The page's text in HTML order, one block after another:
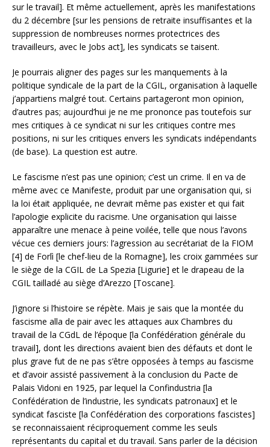
sur le travail]. Et même actuellement, après les manifestations
du 2 décembre [sur les pensions de retraite insuffisantes et la
suppression de nombreuses normes protectrices des
travailleurs, avec le Jobs act], les syndicats se taisent.
Je pourrais aligner des pages sur les manquements à la
politique syndicale de la part de la CGIL, organisation à laquelle
j’appartiens malgré tout. Certains partageront mon opinion,
d’autres pas; aujourd’hui je ne me prononce pas toutefois sur
mes critiques à ce syndicat ni sur les critiques contre mes
positions, ni sur les critiques envers les syndicats indépendants
(de base). La question est autre.
Le fascisme n’est pas une opinion; c’est un crime. Il en va de
même avec ce Manifeste, produit par une organisation qui, si
la loi était appliquée, ne devrait même pas exister et qui fait
l’apologie explicite du racisme. Une organisation qui laisse
apparaître une menace à peine voilée, telle que nous l’avons
vécue ces derniers jours: l’agression au secrétariat de la FIOM
[4] de Forlì [le chef-lieu de la Romagne], les croix gammées sur
le siège de la CGIL de La Spezia [Ligurie] et le drapeau de la
CGIL tailladé au siège d’Arezzo [Toscane].
J’ignore si l’histoire se répète. Mais je sais que la montée du
fascisme alla de pair avec les attaques aux Chambres du
travail de la CGdL de l’époque [la Confédération générale du
travail], dont les directions avaient bien des défauts et dont le
plus grave fut de ne pas s’être opposées à temps au fascisme
et d’avoir assisté passivement à la conclusion du Pacte de
Palais Vidoni en 1925, par lequel la Confindustria [la
Confédération de l’industrie, les syndicats patronaux] et le
syndicat fasciste [la Confédération des corporations fascistes]
se reconnaissaient réciproquement comme les seuls
représentants du capital et du travail. Sans parler de la décision